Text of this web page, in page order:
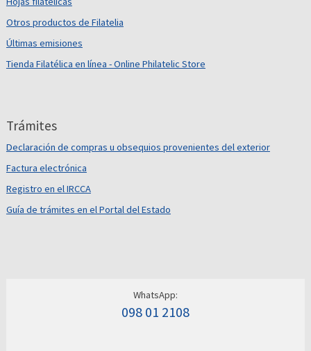
Otros productos de Filatelia
Últimas emisiones
Tienda Filatélica en línea - Online Philatelic Store
Trámites
Declaración de compras u obsequios provenientes del exterior
Factura electrónica
Registro en el IRCCA
Guía de trámites en el Portal del Estado
WhatsApp:
098 01 2108